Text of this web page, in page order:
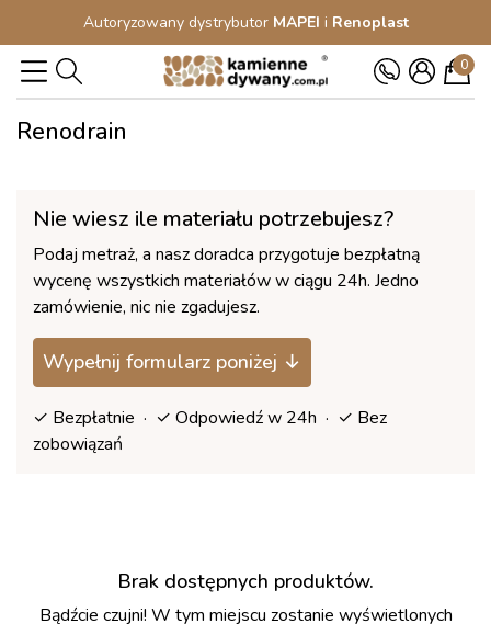
Autoryzowany dystrybutor MAPEI i Renoplast
0
Renodrain
Nie wiesz ile materiału potrzebujesz?
Podaj metraż, a nasz doradca przygotuje bezpłatną
wycenę wszystkich materiałów w ciągu 24h. Jedno
zamówienie, nic nie zgadujesz.
Wypełnij formularz poniżej ↓
✓ Bezpłatnie · ✓ Odpowiedź w 24h · ✓ Bez
zobowiązań
Brak dostępnych produktów.
Bądźcie czujni! W tym miejscu zostanie wyświetlonych